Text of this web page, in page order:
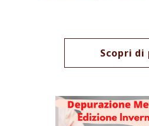
Scopri di